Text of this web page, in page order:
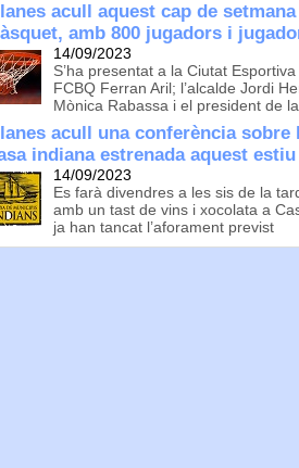
acull aquest cap de
amb 800 jugadors i
14/09/2023
S’ha presentat a la Ciutat
FCBQ Ferran Aril; l’alcalde Jordi
Mònica Rabassa i el president de
acull una conferència
indiana estrenada aquest
14/09/2023
Es farà divendres a les sis de la
amb un tast de vins i xocolata a
ja han tancat l’aforament previst